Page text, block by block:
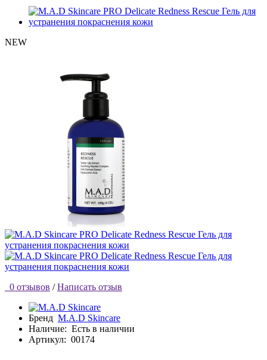
NEW
0 отзывов / Написать отзыв
Бренд M.A.D Skincare
Наличие: Есть в наличии
Артикул: 00174